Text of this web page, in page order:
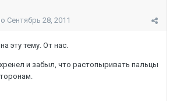
Сентябрь 28, 2011
эту тему. От нас.
и забыл, что растопыривать пальцы